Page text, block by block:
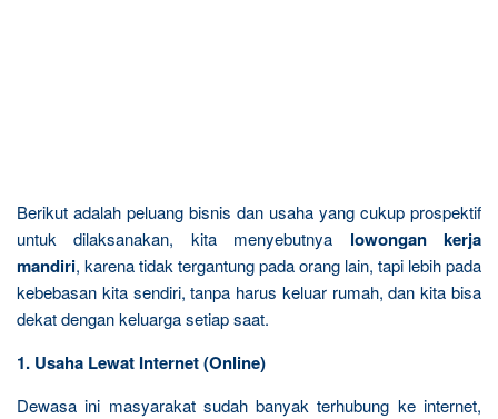
Berikut adalah peluang bisnis dan usaha yang cukup prospektif
untuk dilaksanakan, kita menyebutnya lowongan kerja
mandiri, karena tidak tergantung pada orang lain, tapi lebih pada
kebebasan kita sendiri, tanpa harus keluar rumah, dan kita bisa
dekat dengan keluarga setiap saat.
1. Usaha Lewat Internet (Online)
Dewasa ini masyarakat sudah banyak terhubung ke internet,